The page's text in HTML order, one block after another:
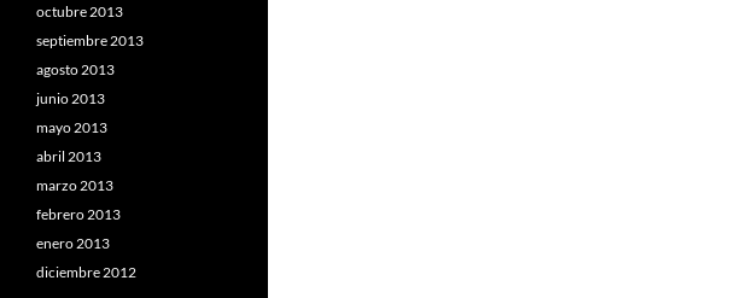
octubre 2013
septiembre 2013
agosto 2013
junio 2013
mayo 2013
abril 2013
marzo 2013
febrero 2013
enero 2013
diciembre 2012